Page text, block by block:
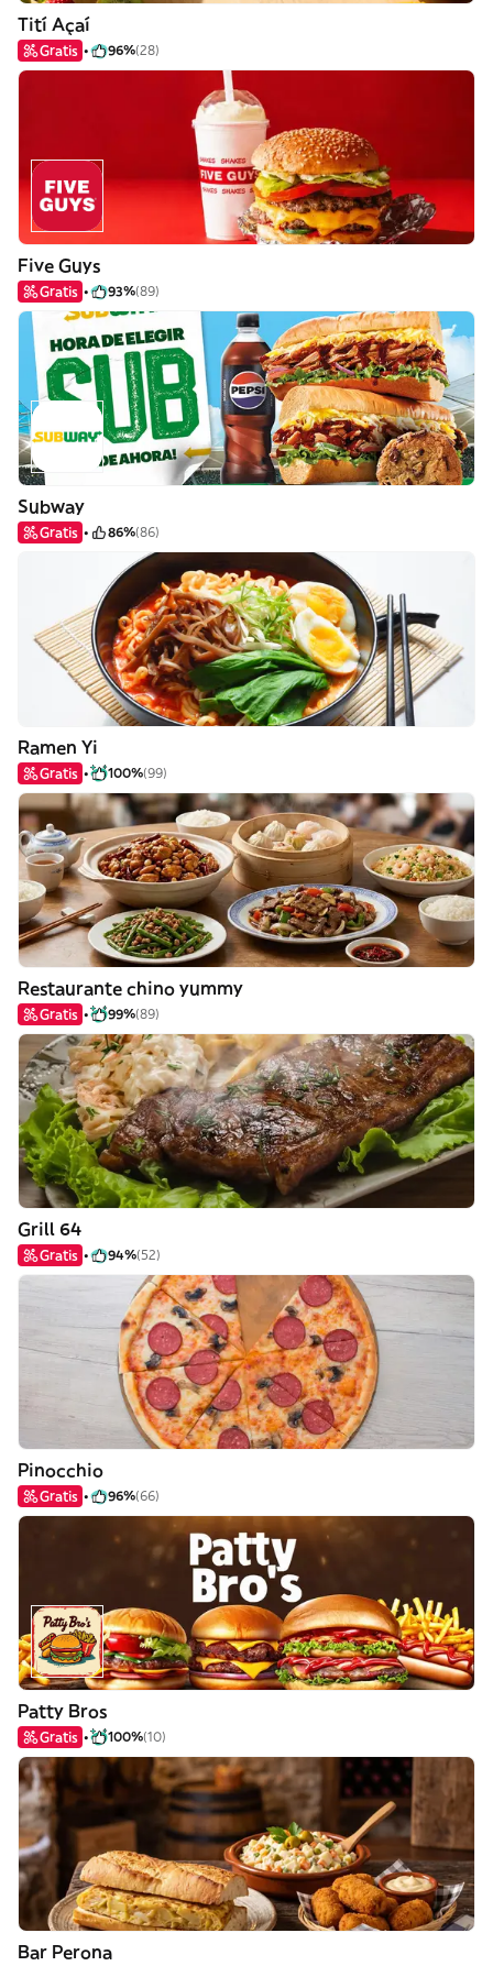
Tití Açaí
Gratis 96%(28)
Five Guys
Gratis 93%(89)
Subway
Gratis 86%(86)
Ramen Yi
Gratis 100%(99)
Restaurante chino yummy
Gratis 99%(89)
Grill 64
Gratis 94%(52)
Pinocchio
Gratis 96%(66)
Patty Bros
Gratis 100%(10)
Bar Perona